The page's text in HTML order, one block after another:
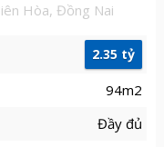
Hòa, Đồng Nai
2.35 tỷ
94m2
Đầy đủ